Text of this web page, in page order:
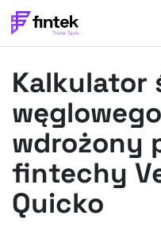
BANKOWOŚĆ
FELIETONY
WYWIADY
LEGAL
PODCASTY
FINTEKEXTRA
Kalkulator
wdrożony
fintechy
Quicko